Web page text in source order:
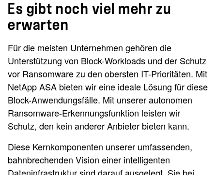
Es gibt noch viel mehr zu
erwarten
Für die meisten Unternehmen gehören die
Unterstützung von Block-Workloads und der Schutz
vor Ransomware zu den obersten IT-Prioritäten. Mit
NetApp ASA bieten wir eine ideale Lösung für diese
Block-Anwendungsfälle. Mit unserer autonomen
Ransomware-Erkennungsfunktion leisten wir
Schutz, den kein anderer Anbieter bieten kann.
Diese Kernkomponenten unserer umfassenden,
bahnbrechenden Vision einer intelligenten